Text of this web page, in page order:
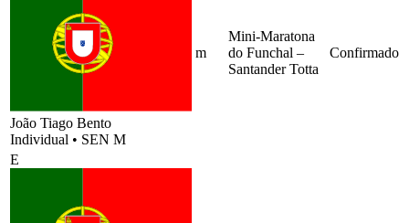
João Tiago Bento
Individual • SEN M
m
Mini-Maratona
do Funchal –
Santander Totta
Confirmado
E